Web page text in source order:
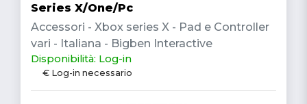
Series X/One/Pc
Accessori - Xbox series X - Pad e Controller
vari - Italiana - Bigben Interactive
Disponibilità: Log-in
€ Log-in necessario